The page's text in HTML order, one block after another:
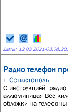
Даты: 12.03.2021-
Радио телефон
г. Севастополь
С инструкцией.
аллюминивая Вес
обложки на телефоны